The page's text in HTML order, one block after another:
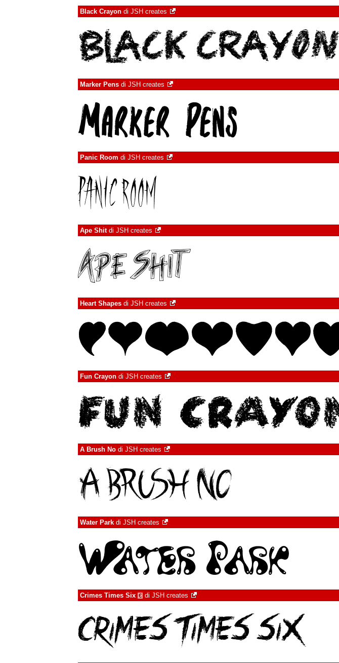
Black Crayon di JSH creates
Marker Pens di JSH creates
Panic Room di JSH creates
Ape Shitdi JSH creates
Heart Shapes di JSH creates
Fun Crayon di JSH creates
A Brush No di JSH creates
Water Park di JSH creates
Crimes Times Six € di JSH creates